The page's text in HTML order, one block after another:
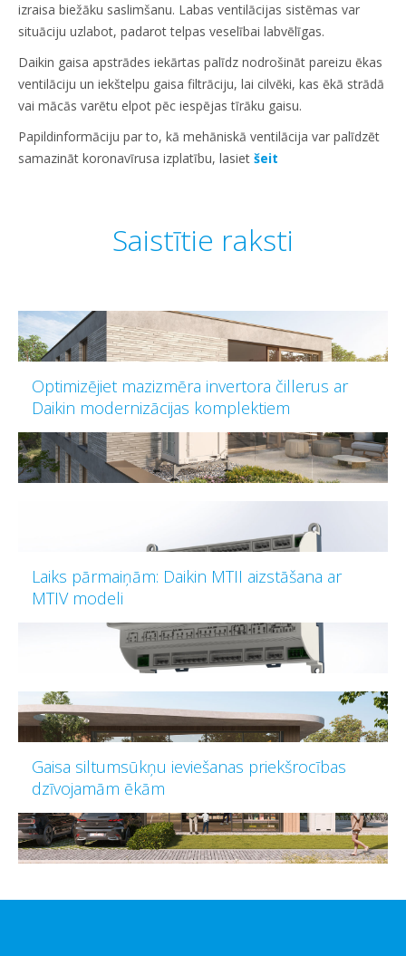
izraisa biežāku saslimšanu. Labas ventilācijas sistēmas var
situāciju uzlabot, padarot telpas veselībai labvēlīgas.
Daikin gaisa apstrādes iekārtas palīdz nodrošināt pareizu ēkas
ventilāciju un iekštelpu gaisa filtrāciju, lai cilvēki, kas ēkā strādā
vai mācās varētu elpot pēc iespējas tīrāku gaisu.
Papildinformāciju par to, kā mehāniskā ventilācija var palīdzēt
samazināt koronavīrusa izplatību, lasiet šeit
Saistītie raksti
Optimizējiet mazizmēra invertora čillerus ar
Daikin modernizācijas komplektiem
Laiks pārmaiņām: Daikin MTII aizstāšana ar
MTIV modeli
Gaisa siltumsūkņu ieviešanas priekšrocības
dzīvojamām ēkām